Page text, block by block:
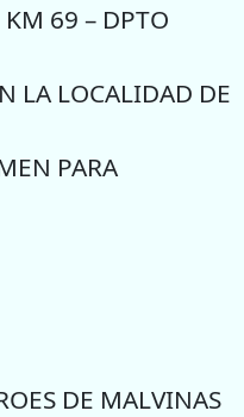
KM 69 – DPTO
LA LOCALIDAD DE
PARA
DE MALVINAS